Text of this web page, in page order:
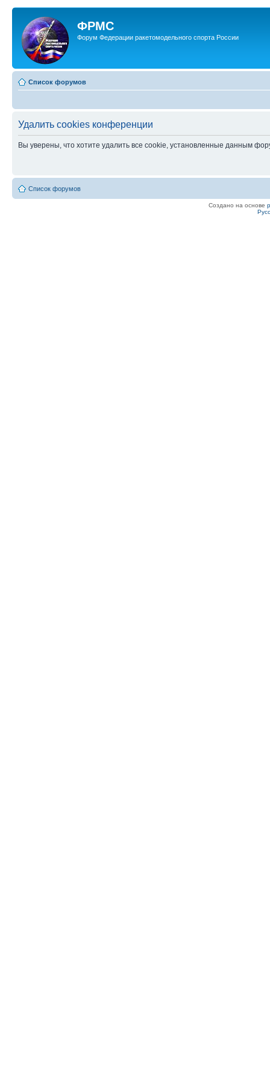
ФРМС
Форум Федерации ракетомодельного спорта России
Список форумов
Удалить cookies конференции
Вы уверены, что хотите удалить все cookie, установленные данным
Список форумов
Создано на основе